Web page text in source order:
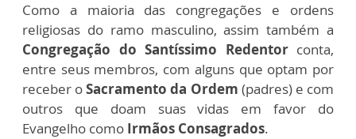
Como a maioria das congregações e ordens
religiosas do ramo masculino, assim também a
Congregação do Santíssimo Redentor conta,
entre seus membros, com alguns que optam por
receber oSacramento da Ordem (padres) e com
outros que doam suas vidas em favor do
Evangelho como Irmãos Consagrados.